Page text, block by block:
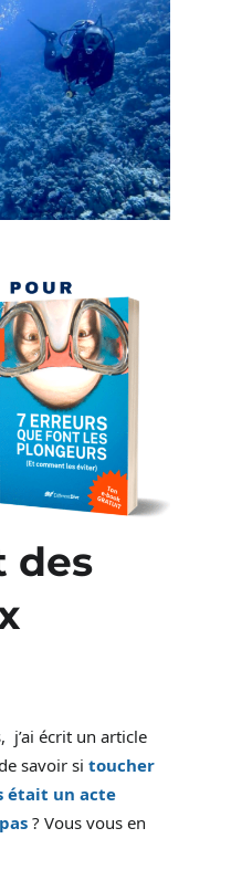
des
j’ai écrit un article
savoir si toucher
était un acte
? Vous vous en